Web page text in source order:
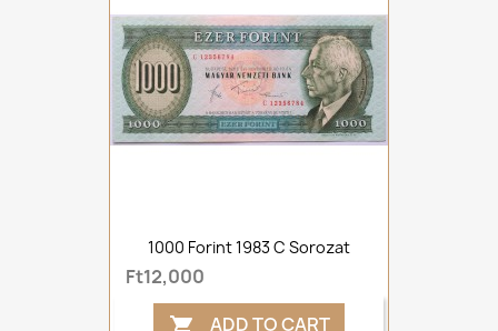
1000 Forint 1983 C Sorozat
Ft12,000
ADD TO CART